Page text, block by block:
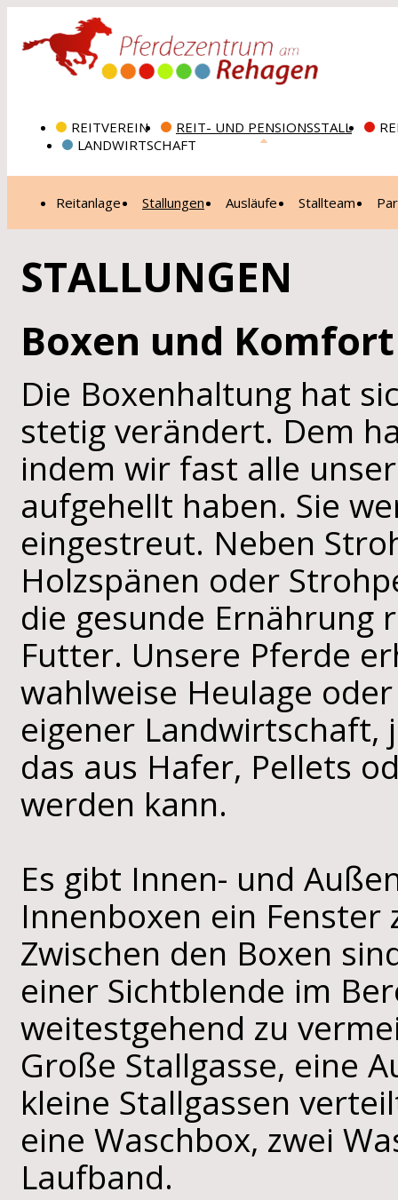
REITVEREIN REIT- UND PENSIONSSTALL
LANDWIRTSCHAFT
Reitanlage Stallungen Ausläufe Stallteam
STALLUNGEN
Boxen und Komfort
Die Boxenhaltung hat
stetig verändert. Dem
indem wir fast alle
aufgehellt haben. Sie
eingestreut. Neben
Holzspänen oder
die gesunde Ernährung
Futter. Unsere Pferde
wahlweise Heulage
eigener
das aus Hafer, Pellets
werden kann.
Es gibt Innen- und
Innenboxen ein Fenster
Zwischen den Boxen
einer Sichtblende im
weitestgehend zu
Große Stallgasse, eine
kleine Stallgassen
eine Waschbox, zwei
Laufband.